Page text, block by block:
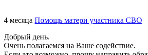
4 месяца Помощь матери участника СВО
Добрый день.
Очень полагаемся на Ваше содействие.